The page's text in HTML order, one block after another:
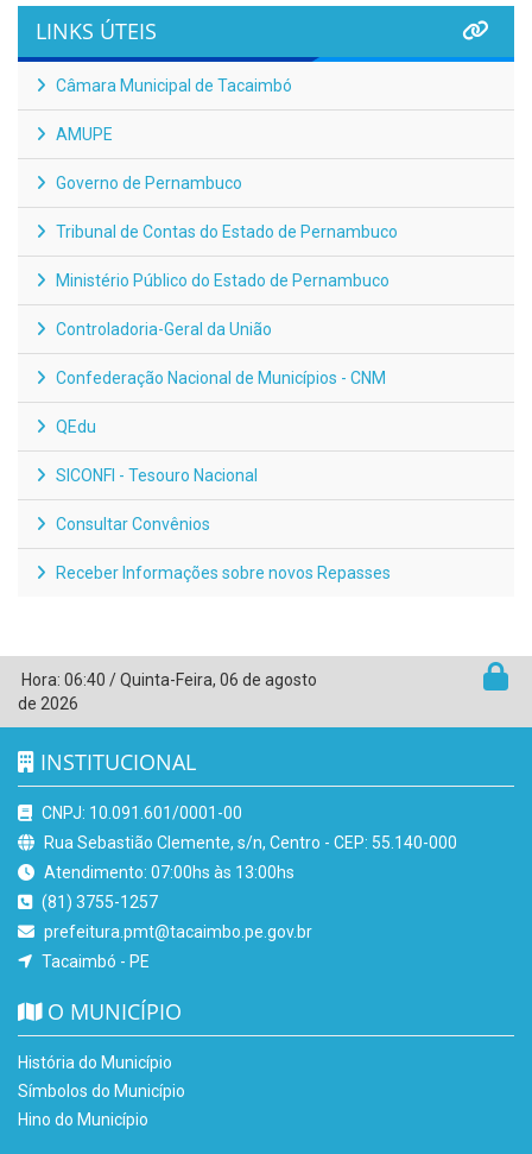
LINKS ÚTEIS
Câmara Municipal de Tacaimbó
AMUPE
Governo de Pernambuco
Tribunal de Contas do Estado de Pernambuco
Ministério Público do Estado de Pernambuco
Controladoria-Geral da União
Confederação Nacional de Municípios - CNM
QEdu
SICONFI - Tesouro Nacional
Consultar Convênios
Receber Informações sobre novos Repasses
Hora: 06:40 /Quinta-Feira, 06 de agosto
de 2026
INSTITUCIONAL
CNPJ: 10.091.601/0001-00
Rua Sebastião Clemente, s/n, Centro - CEP: 55.140-000
Atendimento: 07:00hs às 13:00hs
(81) 3755-1257
prefeitura.pmt@tacaimbo.pe.gov.br
Tacaimbó - PE
O MUNICÍPIO
História do Município
Símbolos do Município
Hino do Município